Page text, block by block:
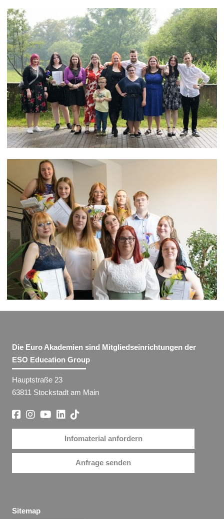
Die Euro Akademien sind Mitgliedseinrichtungen der
ESO Education Group
Hauptstraße 23
63811 Stockstadt am Main
Infomaterial anfordern
Anfrage senden
Sitemap